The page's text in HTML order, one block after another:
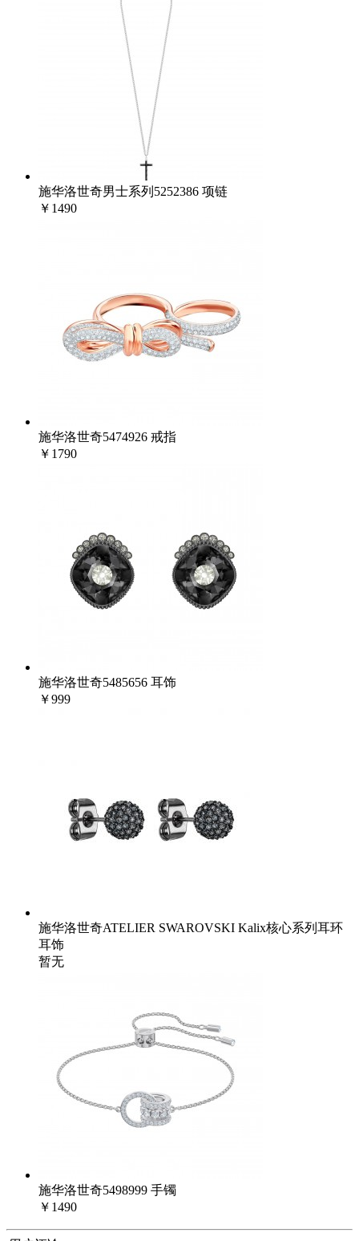
施华洛世奇男士系列5252386 项链
￥1490
施华洛世奇5474926 戒指
￥1790
施华洛世奇5485656 耳饰
￥999
施华洛世奇ATELIER SWAROVSKI Kalix核心系列耳环
耳饰
暂无
施华洛世奇5498999 手镯
￥1490